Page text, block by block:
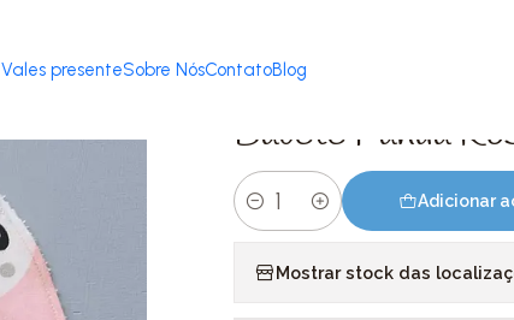
Vales presenteSobre NósContatoBlog
Babete Panda
Quantidade
Adicionar
Mostrar stock das